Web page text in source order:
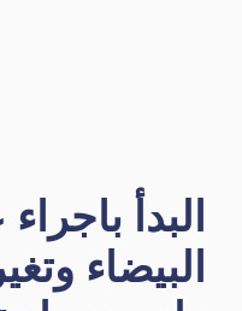
البدأ
البيضاء